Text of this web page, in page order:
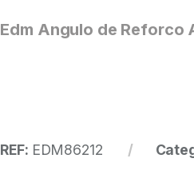
Edm Angulo de Reforco
REF: EDM86212